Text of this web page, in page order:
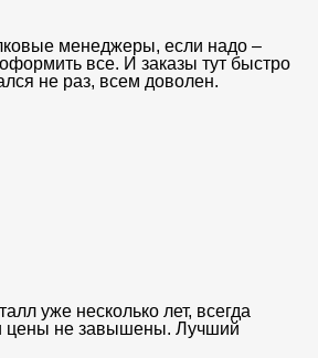
менеджеры, если надо –
все. И заказы тут быстро
не раз, всем доволен.
уже несколько лет, всегда
цены не завышены. Лучший